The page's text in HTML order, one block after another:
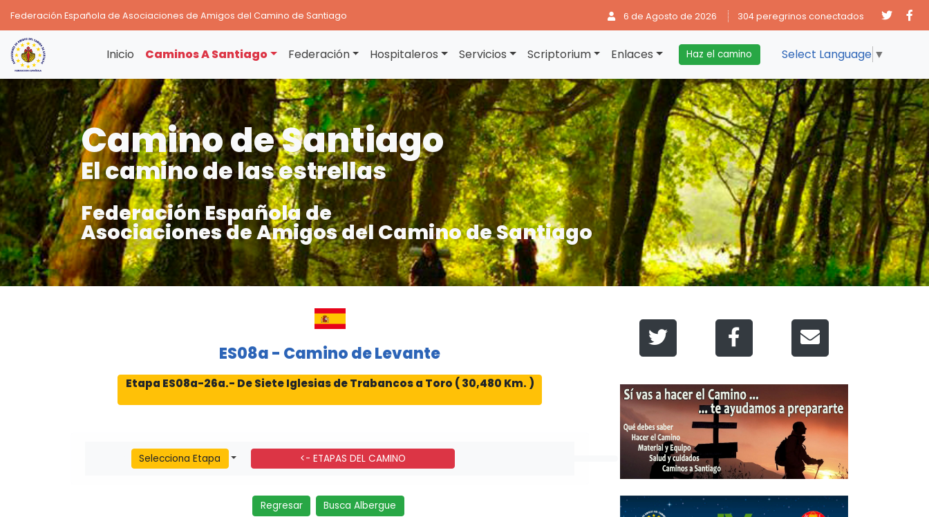
Federación Española de Asociaciones de Amigos del Camino de Santiago 6 de Agosto de 2026 304 peregrinos conectados
Inicio Caminos A Santiago Federación Hospitaleros Servicios Scriptorium Enlaces Haz el camino Select Language ▼
Camino de Santiago
El camino de las estrellas
Federación Española de
Asociaciones de Amigos del Camino de Santiago
ES08a - Camino de Levante
Etapa ES08a-26a.- De Siete Iglesias de Trabancos a Toro ( 30,480 Km. )
Selecciona Etapa <- ETAPAS DEL CAMINO
Regresar Busca Albergue